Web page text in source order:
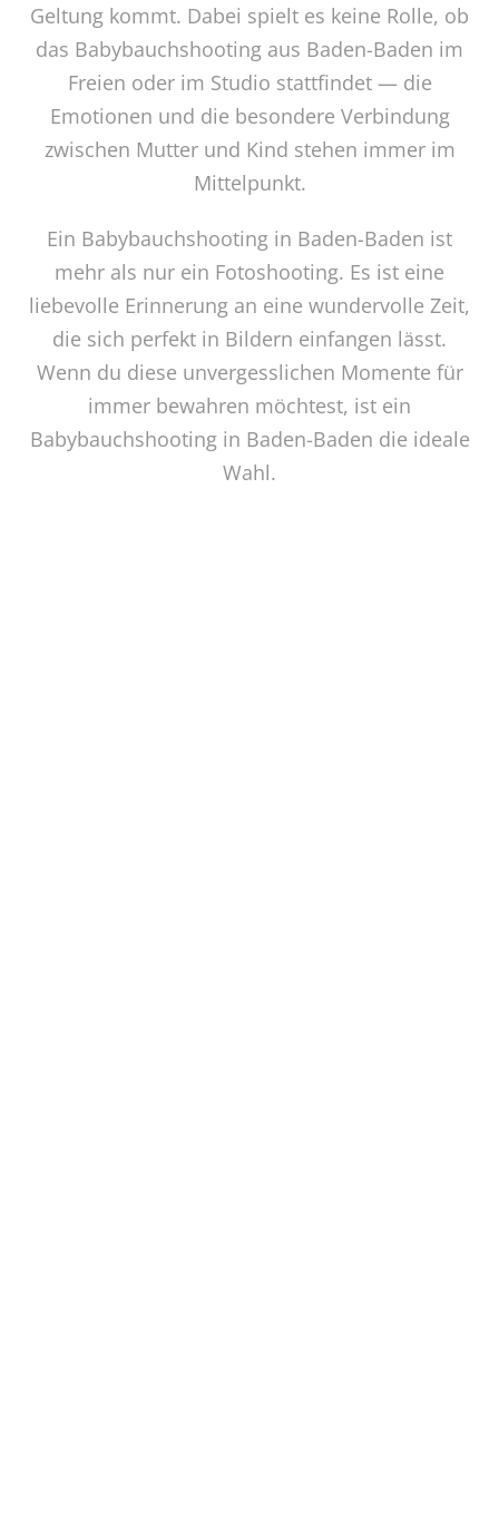
Geltung kommt. Dabei spielt es keine Rolle, ob
das Babybauchshooting aus Baden-Baden im
Freien oder im Studio stattfindet — die
Emotionen und die besondere Verbindung
zwischen Mutter und Kind stehen immer im
Mittelpunkt.
Ein Babybauchshooting in Baden-Baden ist
mehr als nur ein Fotoshooting. Es ist eine
liebevolle Erinnerung an eine wundervolle Zeit,
die sich perfekt in Bildern einfangen lässt.
Wenn du diese unvergesslichen Momente für
immer bewahren möchtest, ist ein
Babybauchshooting in Baden-Baden die ideale
Wahl.